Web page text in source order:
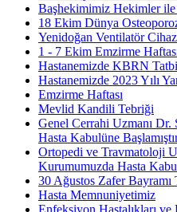
Başhekimimiz Hekimler ile
18 Ekim Dünya
Yenidoğan Ventilatör
1 - 7 Ekim Emzirme
Hastanemizde KBRN
Hastanemizde 2023 Yılı
Emzirme Haftası
Mevlid Kandili Tebriği
Genel Cerrahi Uzmanı
Hasta Kabulüne
Ortopedi ve Travmatoloji
Kurumumuzda Hasta
30 Ağustos Zafer Bayramı
Hasta Memnuniyetimiz
Enfeksiyon Hastalıkları